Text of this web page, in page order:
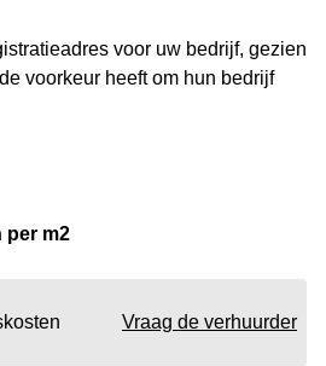
voor uw bedrijf, gezien
voorkeur heeft om hun bedrijf
per m2
Vraag de verhuurder